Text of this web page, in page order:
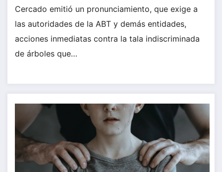
Cercado emitió un pronunciamiento, que exige a
las autoridades de la ABT y demás entidades,
acciones inmediatas contra la tala indiscriminada
de árboles que…